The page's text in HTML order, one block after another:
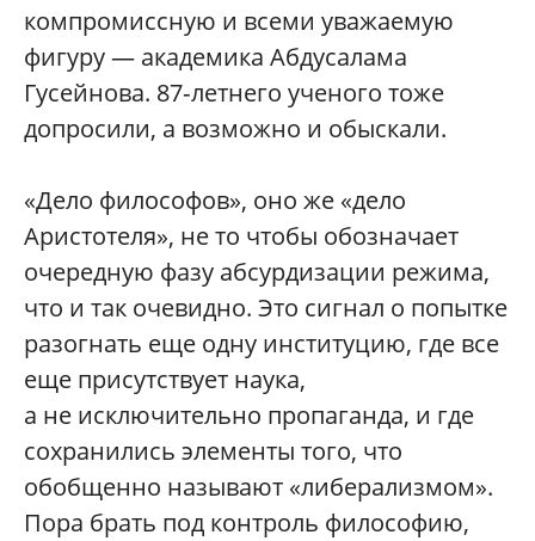
компромиссную и всеми уважаемую
фигуру — академика Абдусалама
Гусейнова. 87‑летнего ученого тоже
допросили, а возможно и обыскали.
«Дело философов», оно же «дело
Аристотеля», не то чтобы обозначает
очередную фазу абсурдизации режима,
что и так очевидно. Это сигнал о попытке
разогнать еще одну институцию, где все
еще присутствует наука,
а не исключительно пропаганда, и где
сохранились элементы того, что
обобщенно называют «либерализмом».
Пора брать под контроль философию,